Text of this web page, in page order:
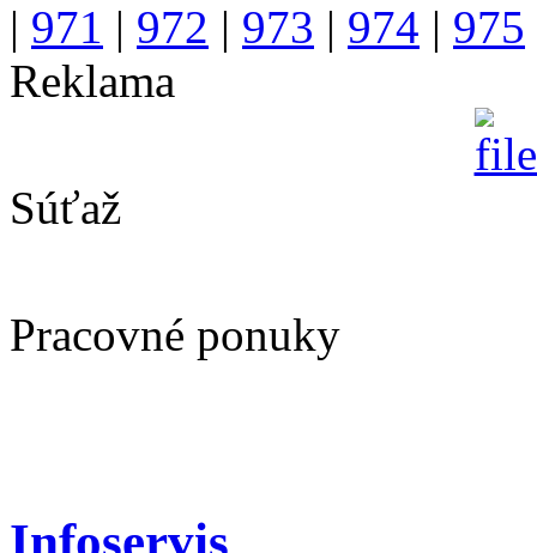
| 971 | 972 | 973 | 974 | 975
Reklama
Súťaž
Pracovné ponuky
Infoservis